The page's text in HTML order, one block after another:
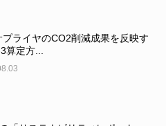
プライヤのCO2削減成果を反映す
算定方...